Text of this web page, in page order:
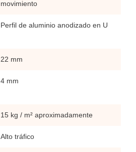
movimiento
Perfil de aluminio anodizado en U
22 mm
4 mm
15 kg / m² aproximadamente
Alto tráfico